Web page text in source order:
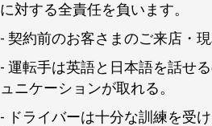
に対する全責任を負います。
- 契約前のお客さまのご来店・
- 運転手は英語と日本語を話せ
ュニケーションが取れる。
- ドライバーは十分な訓練を受